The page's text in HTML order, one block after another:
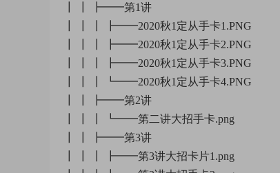
┃ ┃ ┣━━第1讲
┃ ┃ ┃ ┣━━2020秋1定从手卡1.PNG
┃ ┃ ┃ ┣━━2020秋1定从手卡2.PNG
┃ ┃ ┃ ┣━━2020秋1定从手卡3.PNG
┃ ┃ ┃ ┗━━2020秋1定从手卡4.PNG
┃ ┃ ┣━━第2讲
┃ ┃ ┃ ┗━━第二讲大招手卡.png
┃ ┃ ┣━━第3讲
┃ ┃ ┃ ┣━━第3讲大招卡片1.png